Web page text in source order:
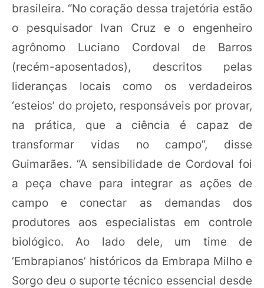
brasileira. “No coração dessa trajetória estão
o pesquisador Ivan Cruz e o engenheiro
agrônomo Luciano Cordoval de Barros
(recém-aposentados), descritos pelas
lideranças locais como os verdadeiros
‘esteios’ do projeto, responsáveis por provar,
na prática, que a ciência é capaz de
transformar vidas no campo”, disse
Guimarães. “A sensibilidade de Cordoval foi
a peça chave para integrar as ações de
campo e conectar as demandas dos
produtores aos especialistas em controle
biológico. Ao lado dele, um time de
‘Embrapianos’ históricos da Embrapa Milho e
Sorgo deu o suporte técnico essencial desde